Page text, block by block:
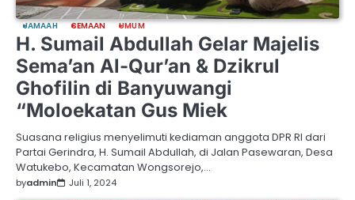
JAMAAH SEMAAN UMUM
H. Sumail Abdullah Gelar Majelis
Sema’an Al-Qur’an & Dzikrul
Ghofilin di Banyuwangi
“Moloekatan Gus Miek
Suasana religius menyelimuti kediaman anggota DPR RI dari
Partai Gerindra, H. Sumail Abdullah, di Jalan Pasewaran, Desa
Watukebo, Kecamatan Wongsorejo,…
byadmin Juli 1, 2024